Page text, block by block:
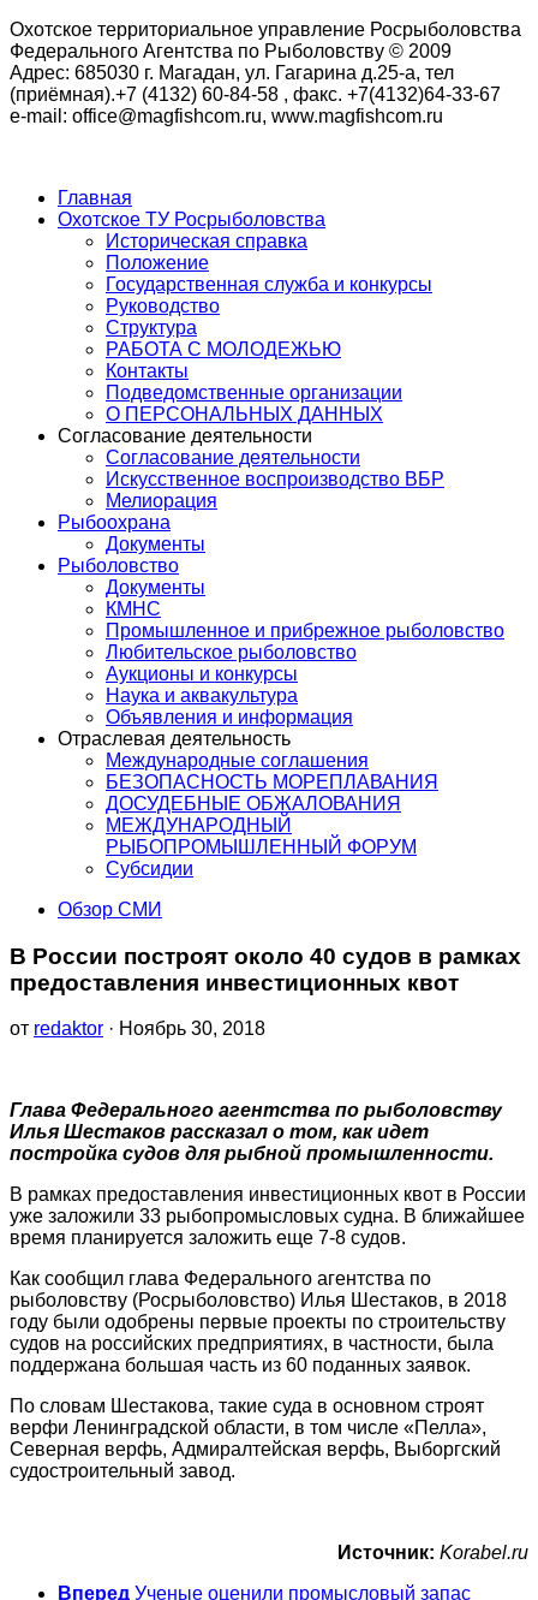
Охотское территориальное управление Росрыболовства
Федерального Агентства по Рыболовству © 2009
Адрес: 685030 г. Магадан, ул. Гагарина д.25-а, тел
(приёмная).+7 (4132) 60-84-58 , факс. +7(4132)64-33-67
e-mail: office@magfishcom.ru, www.magfishcom.ru
Главная
Охотское ТУ Росрыболовства
Историческая справка
Положение
Государственная служба и конкурсы
Руководство
Структура
РАБОТА С МОЛОДЕЖЬЮ
Контакты
Подведомственные организации
О ПЕРСОНАЛЬНЫХ ДАННЫХ
Согласование деятельности
Согласование деятельности
Искусственное воспроизводство ВБР
Мелиорация
Рыбоохрана
Документы
Рыболовство
Документы
КМНС
Промышленное и прибрежное рыболовство
Любительское рыболовство
Аукционы и конкурсы
Наука и аквакультура
Объявления и информация
Отраслевая деятельность
Международные соглашения
БЕЗОПАСНОСТЬ МОРЕПЛАВАНИЯ
ДОСУДЕБНЫЕ ОБЖАЛОВАНИЯ
МЕЖДУНАРОДНЫЙ
РЫБОПРОМЫШЛЕННЫЙ ФОРУМ
Субсидии
Обзор СМИ
В России построят около 40 судов в рамках
предоставления инвестиционных квот
от redaktor · Ноябрь 30, 2018
Глава Федерального агентства по рыболовству
Илья Шестаков рассказал о том, как идет
постройка судов для рыбной промышленности.
В рамках предоставления инвестиционных квот в России
уже заложили 33 рыбопромысловых судна. В ближайшее
время планируется заложить еще 7-8 судов.
Как сообщил глава Федерального агентства по
рыболовству (Росрыболовство) Илья Шестаков, в 2018
году были одобрены первые проекты по строительству
судов на российских предприятиях, в частности, была
поддержана большая часть из 60 поданных заявок.
По словам Шестакова, такие суда в основном строят
верфи Ленинградской области, в том числе «Пелла»,
Северная верфь, Адмиралтейская верфь, Выборгский
судостроительный завод.
Источник: Korabel.ru
Вперед Ученые оценили промысловый запас